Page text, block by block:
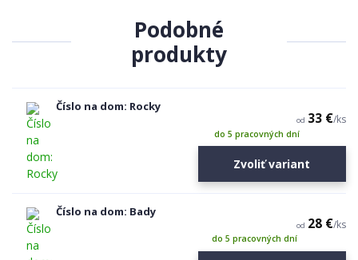
Podobné
produkty
Číslo na dom: Rocky
od 33 €/ks
do 5 pracovných dní
Zvoliť variant
Číslo na dom: Bady
od 28 €/ks
do 5 pracovných dní